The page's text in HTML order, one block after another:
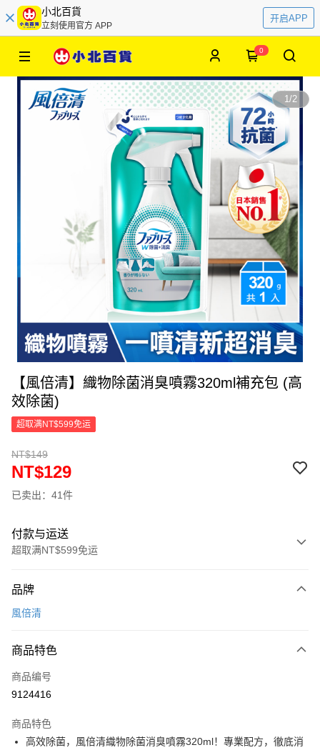
小北百貨
立刻使用官方 APP
开启APP
0
1/2
【風倍清】織物除菌消臭噴霧320ml補充包 (高
效除菌)
超取满NT$599免运
NT$149
NT$129
已卖出：41件
付款与运送
超取满NT$599免运
信用卡一次付款
LINE Pay
Apple Pay
悠遊付
品牌
風倍清
商品特色
商品编号
9124416
商品特色
高效除菌，風倍清織物除菌消臭噴霧320ml！專業配方，徹底消